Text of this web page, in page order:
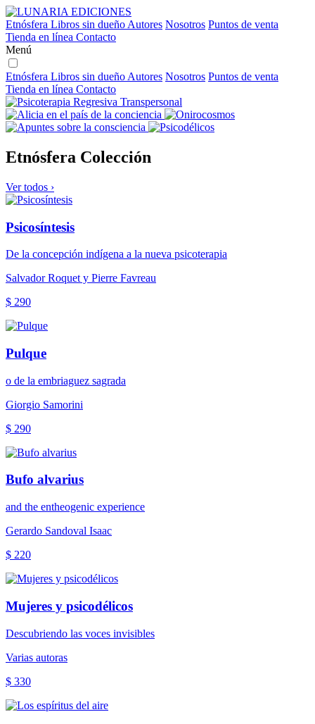
Etnósfera Libros sin dueño Autores Nosotros Puntos de venta
Tienda en línea Contacto
Menú
Etnósfera Libros sin dueño Autores Nosotros Puntos de venta
Tienda en línea Contacto
Etnósfera Colección
Ver todos ›
Psicosíntesis
De la concepción indígena a la nueva psicoterapia
Salvador Roquet y Pierre Favreau
$ 290
Pulque
o de la embriaguez sagrada
Giorgio Samorini
$ 290
Bufo alvarius
and the entheogenic experience
Gerardo Sandoval Isaac
$ 220
Mujeres y psicodélicos
Descubriendo las voces invisibles
Varias autoras
$ 330